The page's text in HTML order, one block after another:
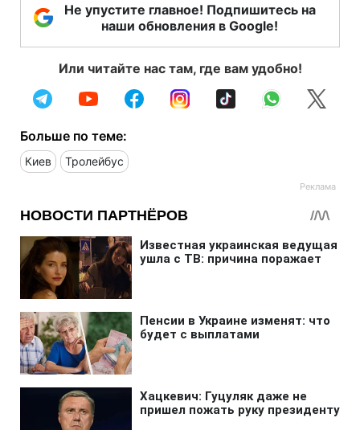
Не упустите главное! Подпишитесь на
наши обновления в Google!
Или читайте нас там, где вам удобно!
Больше по теме:
Киев Тролейбус